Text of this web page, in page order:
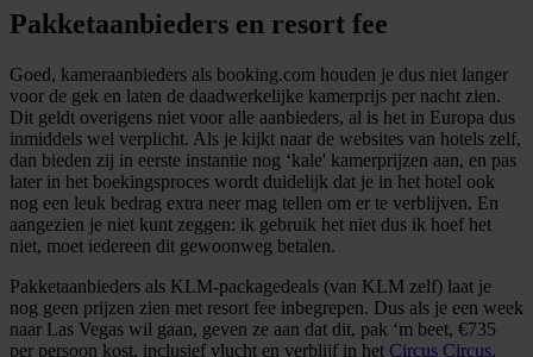
Pakketaanbieders en resort fee
Goed, kameraanbieders als booking.com houden je dus niet langer
voor de gek en laten de daadwerkelijke kamerprijs per nacht zien.
Dit geldt overigens niet voor alle aanbieders, al is het in Europa dus
inmiddels wel verplicht. Als je kijkt naar de websites van hotels zelf,
dan bieden zij in eerste instantie nog ‘kale' kamerprijzen aan, en pas
later in het boekingsproces wordt duidelijk dat je in het hotel ook
nog een leuk bedrag extra neer mag tellen om er te verblijven. En
aangezien je niet kunt zeggen: ik gebruik het niet dus ik hoef het
niet, moet iedereen dit gewoonweg betalen.
Pakketaanbieders als KLM-packagedeals (van KLM zelf) laat je
nog geen prijzen zien met resort fee inbegrepen. Dus als je een week
naar Las Vegas wil gaan, geven ze aan dat dit, pak ‘m beet, €735
per persoon kost, inclusief vlucht en verblijf in het Circus Circus.